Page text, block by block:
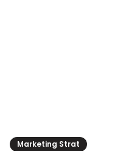
Marketing Strat